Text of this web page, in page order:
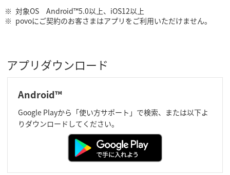
対象OS Android™5.0以上、iOS12以上
povoにご契約のお客さまはアプリをご利用いただけません。
アプリダウンロード
Android™
Google Playから「使い方サポート」で検索、または以下よ
りダウンロードしてください。